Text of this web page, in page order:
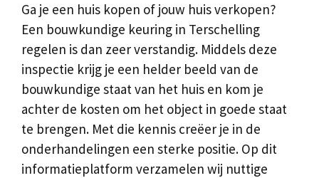
Ga je een huis kopen of jouw huis verkopen?
Een bouwkundige keuring in Terschelling
regelen is dan zeer verstandig. Middels deze
inspectie krijg je een helder beeld van de
bouwkundige staat van het huis en kom je
achter de kosten om het object in goede staat
te brengen. Met die kennis creëer je in de
onderhandelingen een sterke positie. Op dit
informatieplatform verzamelen wij nuttige